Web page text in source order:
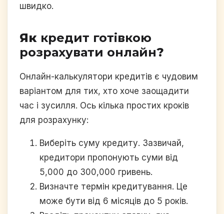
швидко.
Як кредит готівкою
розрахувати онлайн?
Онлайн-калькулятори кредитів є чудовим
варіантом для тих, хто хоче заощадити
час і зусилля. Ось кілька простих кроків
для розрахунку:
Виберіть суму кредиту. Зазвичай,
кредитори пропонують суми від
5,000 до 300,000 гривень.
Визначте термін кредитування. Це
може бути від 6 місяців до 5 років.